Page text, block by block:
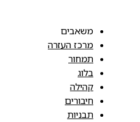
משאבים
מרכז העזרה
תמחור
בלוג
קהילה
חיבורים
תבניות